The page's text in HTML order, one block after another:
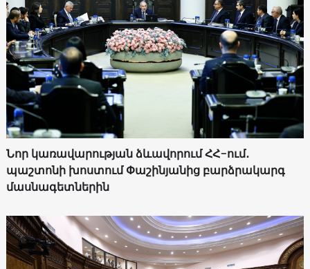
Նոր կառավարության ձևավորում ՀՀ-ում․
պաշտոնի խոստում Փաշինյանից բարձրակարգ
մասնագետներին